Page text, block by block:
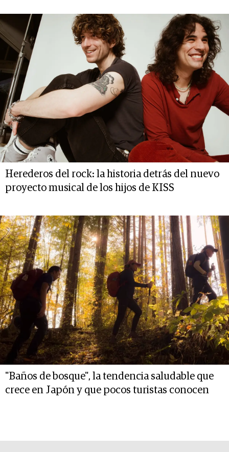
Herederos del rock: la historia detrás del nuevo
proyecto musical de los hijos de KISS
"Baños de bosque", la tendencia saludable que
crece en Japón y que pocos turistas conocen